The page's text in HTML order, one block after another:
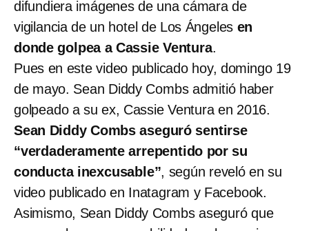
difundiera imágenes de una cámara de
vigilancia de un hotel de Los Ángeles en
donde golpea a Cassie Ventura.
Pues en este video publicado hoy, domingo 19
de mayo. Sean Diddy Combs admitió haber
golpeado a su ex, Cassie Ventura en 2016.
Sean Diddy Combs aseguró sentirse
“verdaderamente arrepentido por su
conducta inexcusable”, según reveló en su
video publicado en Inatagram y Facebook.
Asimismo, Sean Diddy Combs aseguró que